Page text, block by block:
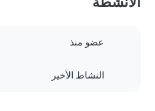
عضو منذ
النشاط الأخير